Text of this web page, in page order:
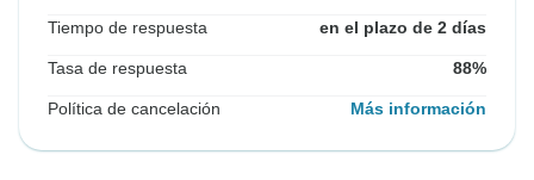
Tiempo de respuesta en el plazo de 2 días
Tasa de respuesta 88%
Política de cancelación Más información